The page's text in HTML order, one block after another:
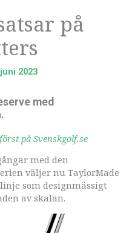
på
2023
med
på Svenskgolf.se
med den
väljer nu TaylorMade
som designmässigt
av skalan.